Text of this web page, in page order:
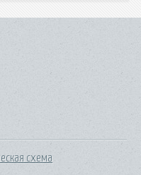
схема